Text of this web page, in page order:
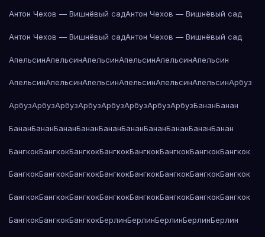
Антон Чехов — Вишнёвый садАнтон Чехов — Вишнёвый сад
Антон Чехов — Вишнёвый садАнтон Чехов — Вишнёвый сад
АпельсинАпельсинАпельсинАпельсинАпельсинАпельсин
АпельсинАпельсинАпельсинАпельсинАпельсинАпельсинАрбуз
АрбузАрбузАрбузАрбузАрбузАрбузАрбузАрбузБананБанан
БананБананБананБананБананБананБананБананБананБанан
БангкокБангкокБангкокБангкокБангкокБангкокБангкокБангкок
БангкокБангкокБангкокБангкокБангкокБангкокБангкокБангкок
БангкокБангкокБангкокБангкокБангкокБангкокБангкокБангкок
БангкокБангкокБангкокБерлинБерлинБерлинБерлинБерлин